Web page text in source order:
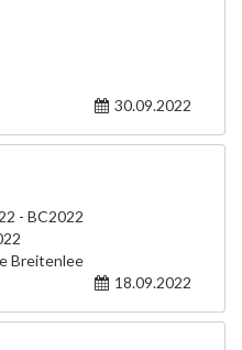
30.09.2022
- BC2022
Breitenlee
18.09.2022